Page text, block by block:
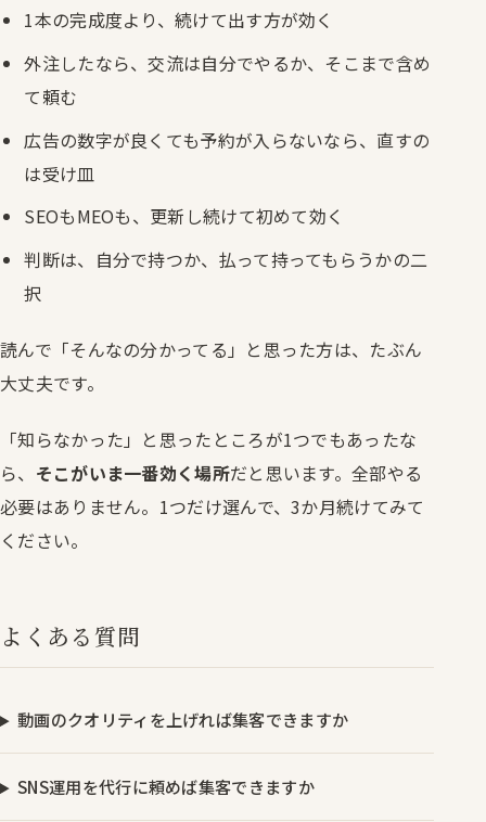
1本の完成度より、続けて出す方が効く
外注したなら、交流は自分でやるか、そこまで含め
て頼む
広告の数字が良くても予約が入らないなら、直すの
は受け皿
SEOもMEOも、更新し続けて初めて効く
判断は、自分で持つか、払って持ってもらうかの二
択
読んで「そんなの分かってる」と思った方は、たぶん
大丈夫です。
「知らなかった」と思ったところが1つでもあったな
ら、 そこがいま一番効く場所だと思います。全部やる
必要はありません。1つだけ選んで、3か月続けてみて
ください。
よくある質問
動画のクオリティを上げれば集客できますか
SNS運用を代行に頼めば集客できますか